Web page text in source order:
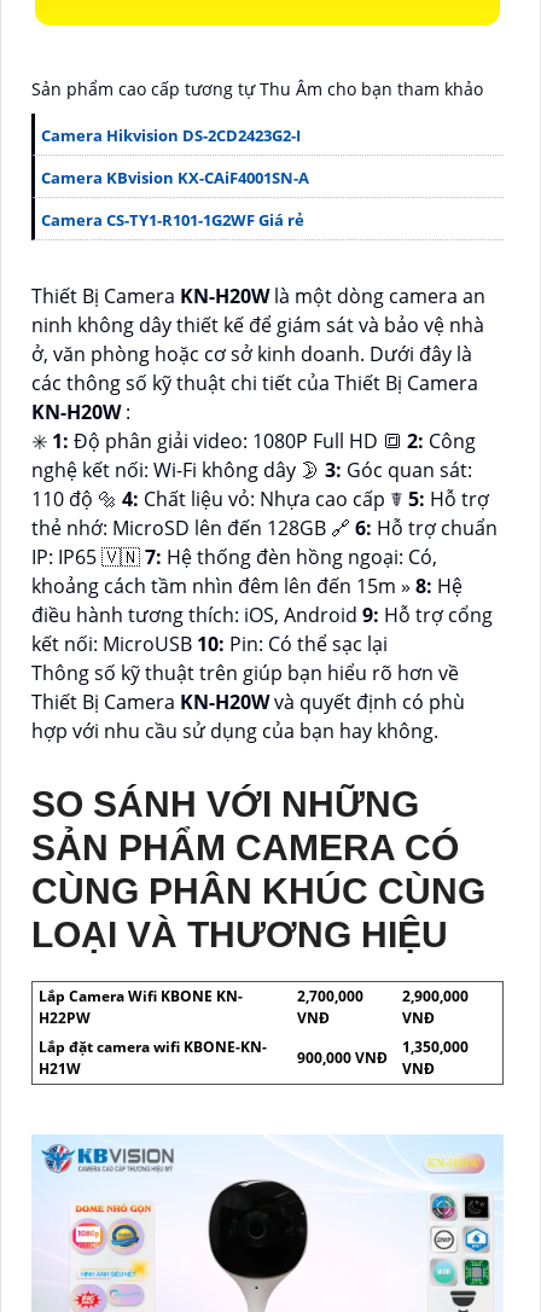
Sản phẩm cao cấp tương tự Thu Âm cho bạn tham khảo
Camera Hikvision DS-2CD2423G2-I
Camera KBvision KX-CAiF4001SN-A
Camera CS-TY1-R101-1G2WF Giá rẻ
Thiết Bị Camera KN-H20Wlà một dòng camera an
ninh không dây thiết kế để giám sát và bảo vệ nhà
ở, văn phòng hoặc cơ sở kinh doanh. Dưới đây là
các thông số kỹ thuật chi tiết của Thiết Bị Camera
KN-H20W:
✳️ 1: Độ phân giải video: 1080P Full HD 🔳 2: Công
nghệ kết nối: Wi-Fi không dây 🌛 3: Góc quan sát:
110 độ 🔩 4: Chất liệu vỏ: Nhựa cao cấp ☤ 5: Hỗ trợ
thẻ nhớ: MicroSD lên đến 128GB 🔗 6: Hỗ trợ chuẩn
IP: IP65 🇻🇳7: Hệ thống đèn hồng ngoại: Có,
khoảng cách tầm nhìn đêm lên đến 15m » 8: Hệ
điều hành tương thích: iOS, Android 9: Hỗ trợ cổng
kết nối: MicroUSB 10: Pin: Có thể sạc lại
Thông số kỹ thuật trên giúp bạn hiểu rõ hơn về
Thiết Bị Camera KN-H20Wvà quyết định có phù
hợp với nhu cầu sử dụng của bạn hay không.
SO SÁNH VỚI NHỮNG
SẢN PHẨM CAMERA CÓ
CÙNG PHÂN KHÚC CÙNG
LOẠI VÀ THƯƠNG HIỆU
Lắp Camera Wifi KBONE KN-
H22PW
2,700,000
VNĐ
2,900,000
VNĐ
Lắp đặt camera wifi KBONE-KN-
H21W
900,000 VNĐ
1,350,000
VNĐ